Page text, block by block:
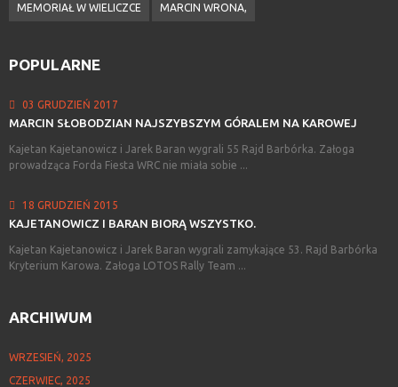
MEMORIAŁ W WIELICZCE MARCIN WRONA,
POPULARNE
03 GRUDZIEŃ 2017
MARCIN SŁOBODZIAN NAJSZYBSZYM GÓRALEM NA KAROWEJ
Kajetan Kajetanowicz i Jarek Baran wygrali 55 Rajd Barbórka. Załoga
prowadząca Forda Fiesta WRC nie miała sobie ...
18 GRUDZIEŃ 2015
KAJETANOWICZ I BARAN BIORĄ WSZYSTKO.
Kajetan Kajetanowicz i Jarek Baran wygrali zamykające 53. Rajd Barbórka
Kryterium Karowa. Załoga LOTOS Rally Team ...
ARCHIWUM
WRZESIEŃ, 2025
CZERWIEC, 2025